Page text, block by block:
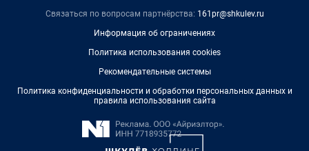
Связаться по вопросам партнёрства: 161pr@shkulev.ru
Информация об ограничениях
Политика использования cookies
Рекомендательные системы
Политика конфиденциальности и обработки персональных данных и
правила использования сайта